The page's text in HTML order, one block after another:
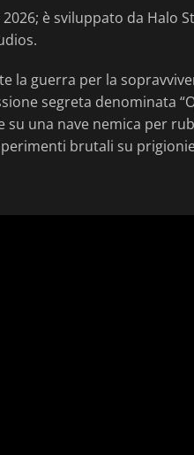
è sviluppato da Halo
la guerra per la
segreta denominata
su una nave nemica per
brutali su